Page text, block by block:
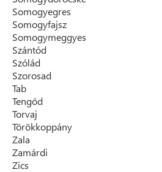
Somogyegres
Somogyfajsz
Somogymeggyes
Szántód
Szólád
Szorosad
Tab
Tengőd
Torvaj
Törökkoppány
Zala
Zamárdi
Zics